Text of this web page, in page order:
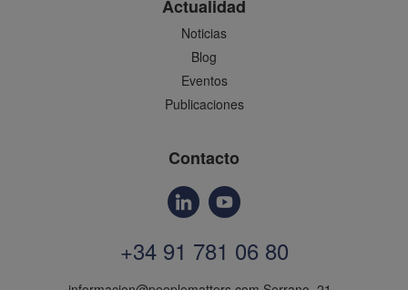
Actualidad
Noticias
Blog
Eventos
Publicaciones
Contacto
+34 91 781 06 80